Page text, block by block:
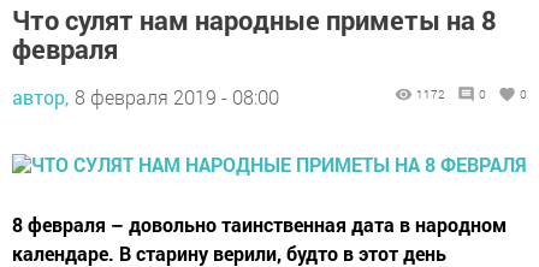
Что сулят нам народные приметы на 8
февраля
автор, 8 февраля 2019 - 08:00 1172 0 0
8 февраля – довольно таинственная дата в народном
календаре. В старину верили, будто в этот день